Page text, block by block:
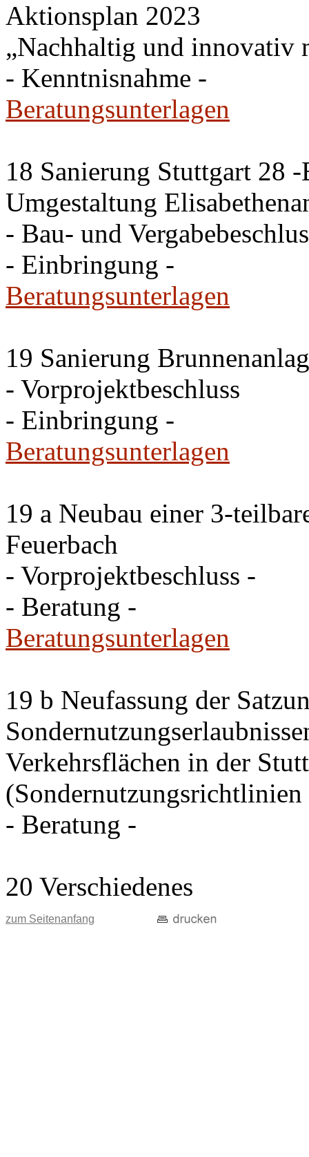
Aktionsplan 2023
„Nachhaltig und innovativ
- Kenntnisnahme -
Beratungsunterlagen
18 Sanierung Stuttgart 28
Umgestaltung
- Bau- und
- Einbringung -
Beratungsunterlagen
19 Sanierung
- Vorprojektbeschluss
- Einbringung -
Beratungsunterlagen
19 a Neubau einer 3-
Feuerbach
- Vorprojektbeschluss -
- Beratung -
Beratungsunterlagen
19 b Neufassung der
Verkehrsflächen in der
(Sondernutzungsrichtlinien
- Beratung -
20 Verschiedenes
zum Seitenanfang